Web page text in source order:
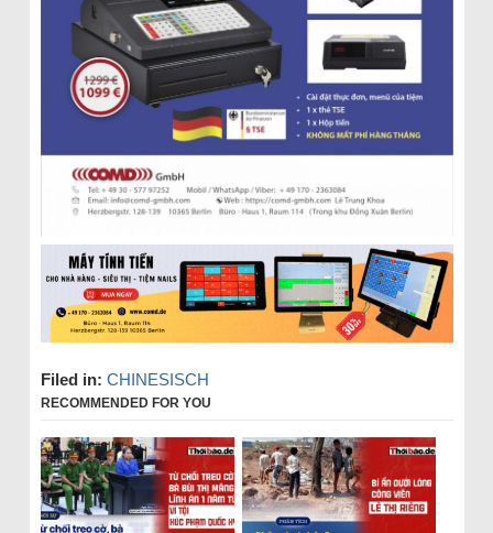
Filed in: CHINESISCH
RECOMMENDED FOR YOU